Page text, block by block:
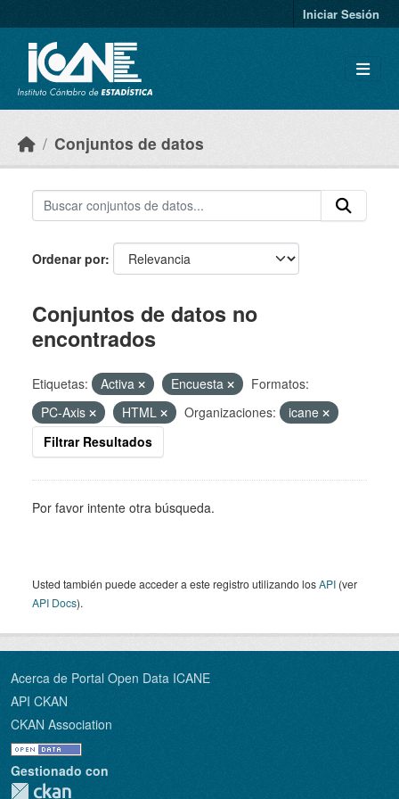
Iniciar Sesión
Conjuntos de datos
Ordenar por
Conjuntos de datos no
encontrados
Etiquetas: Activa Encuesta
Formatos:
PC-Axis
HTML Organizaciones:
icane
Filtrar Resultados
Por favor intente otra búsqueda.
Usted también puede acceder a este registro utilizando losAPI (ver
API Docs).
Acerca de Portal Open Data ICANE
API CKAN
CKAN Association
Gestionado con